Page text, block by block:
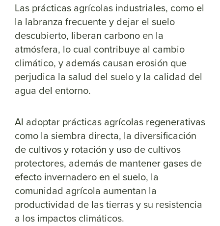
Las prácticas agrícolas industriales, como el
la labranza frecuente y dejar el suelo
descubierto, liberan carbono en la
atmósfera, lo cual contribuye al cambio
climático, y además causan erosión que
perjudica la salud del suelo y la calidad del
agua del entorno.
Al adoptar prácticas agrícolas regenerativas
como la siembra directa, la diversificación
de cultivos y rotación y uso de cultivos
protectores, además de mantener gases de
efecto invernadero en el suelo, la
comunidad agrícola aumentan la
productividad de las tierras y su resistencia
a los impactos climáticos.